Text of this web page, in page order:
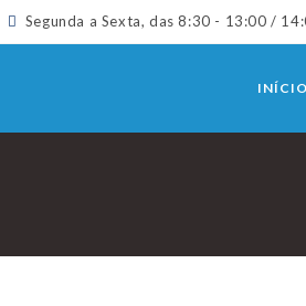
Segunda a Sexta, das 8:30 - 13:00 /
INÍCIO